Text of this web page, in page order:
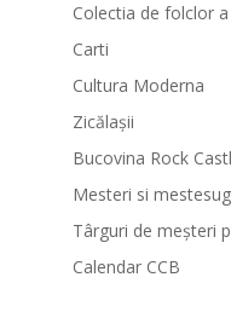
Colectia de folclor
Carti
Cultura Moderna
Zicălașii
Bucovina Rock
Mesteri si
Târguri de meșteri
Calendar CCB